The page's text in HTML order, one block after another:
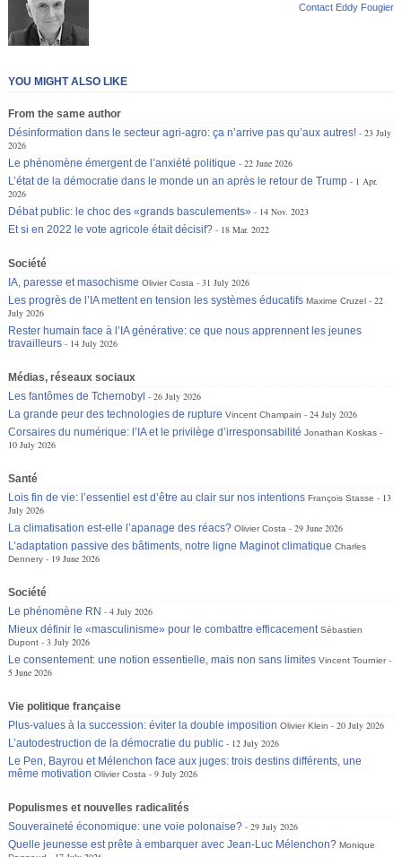
Contact Eddy Fougier
YOU MIGHT ALSO LIKE
From the same author
Désinformation dans le secteur agri-agro: ça n’arrive pas qu’aux autres!
23 July
2026
Le phénomène émergent de l’anxiété politique
22 June 2026
L’état de la démocratie dans le monde un an après le retour de Trump
1 Apr.
2026
Débat public: le choc des «grands basculements»
14 Nov. 2023
Et si en 2022 le vote agricole était décisif?
18 Mar. 2022
Société
IA, paresse et masochisme Olivier Costa
31 July 2026
Les progrès de l’IA mettent en tension les systèmes éducatifs Maxime Cruzel
22
July 2026
Rester humain face à l’IA générative: ce que nous apprennent les jeunes
travailleurs
14 July 2026
Médias, réseaux sociaux
Les fantômes de Tchernobyl
26 July 2026
La grande peur des technologies de rupture Vincent Champain
24 July 2026
Corsaires du numérique: l’IA et le privilège d’irresponsabilité Jonathan Koskas
10 July 2026
Santé
Lois fin de vie: l’essentiel est d’être au clair sur nos intentions François Stasse
13
July 2026
La climatisation est-elle l’apanage des réacs? Olivier Costa
29 June 2026
L’adaptation passive des bâtiments, notre ligne Maginot climatique Charles
Dennery
19 June 2026
Société
Le phénomène RN
4 July 2026
Mieux définir le «masculinisme» pour le combattre efficacement Sébastien
Dupont
3 July 2026
Le consentement: une notion essentielle, mais non sans limites Vincent Tournier
5 June 2026
Vie politique française
Plus-values à la succession: éviter la double imposition Olivier Klein
20 July 2026
L’autodestruction de la démocratie du public
12 July 2026
Le Pen, Bayrou et Mélenchon face aux juges: trois destins différents, une
même motivation Olivier Costa 9 July 2026
Populismes et nouvelles radicalités
Souveraineté économique: une voie polonaise?
29 July 2026
Quelle jeunesse est prête à embarquer avec Jean-Luc Mélenchon? Monique